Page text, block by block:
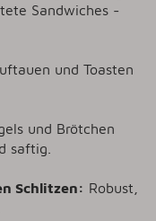
Sandwiches -
und Toasten
und Brötchen
saftig.
Schlitzen: Robust,